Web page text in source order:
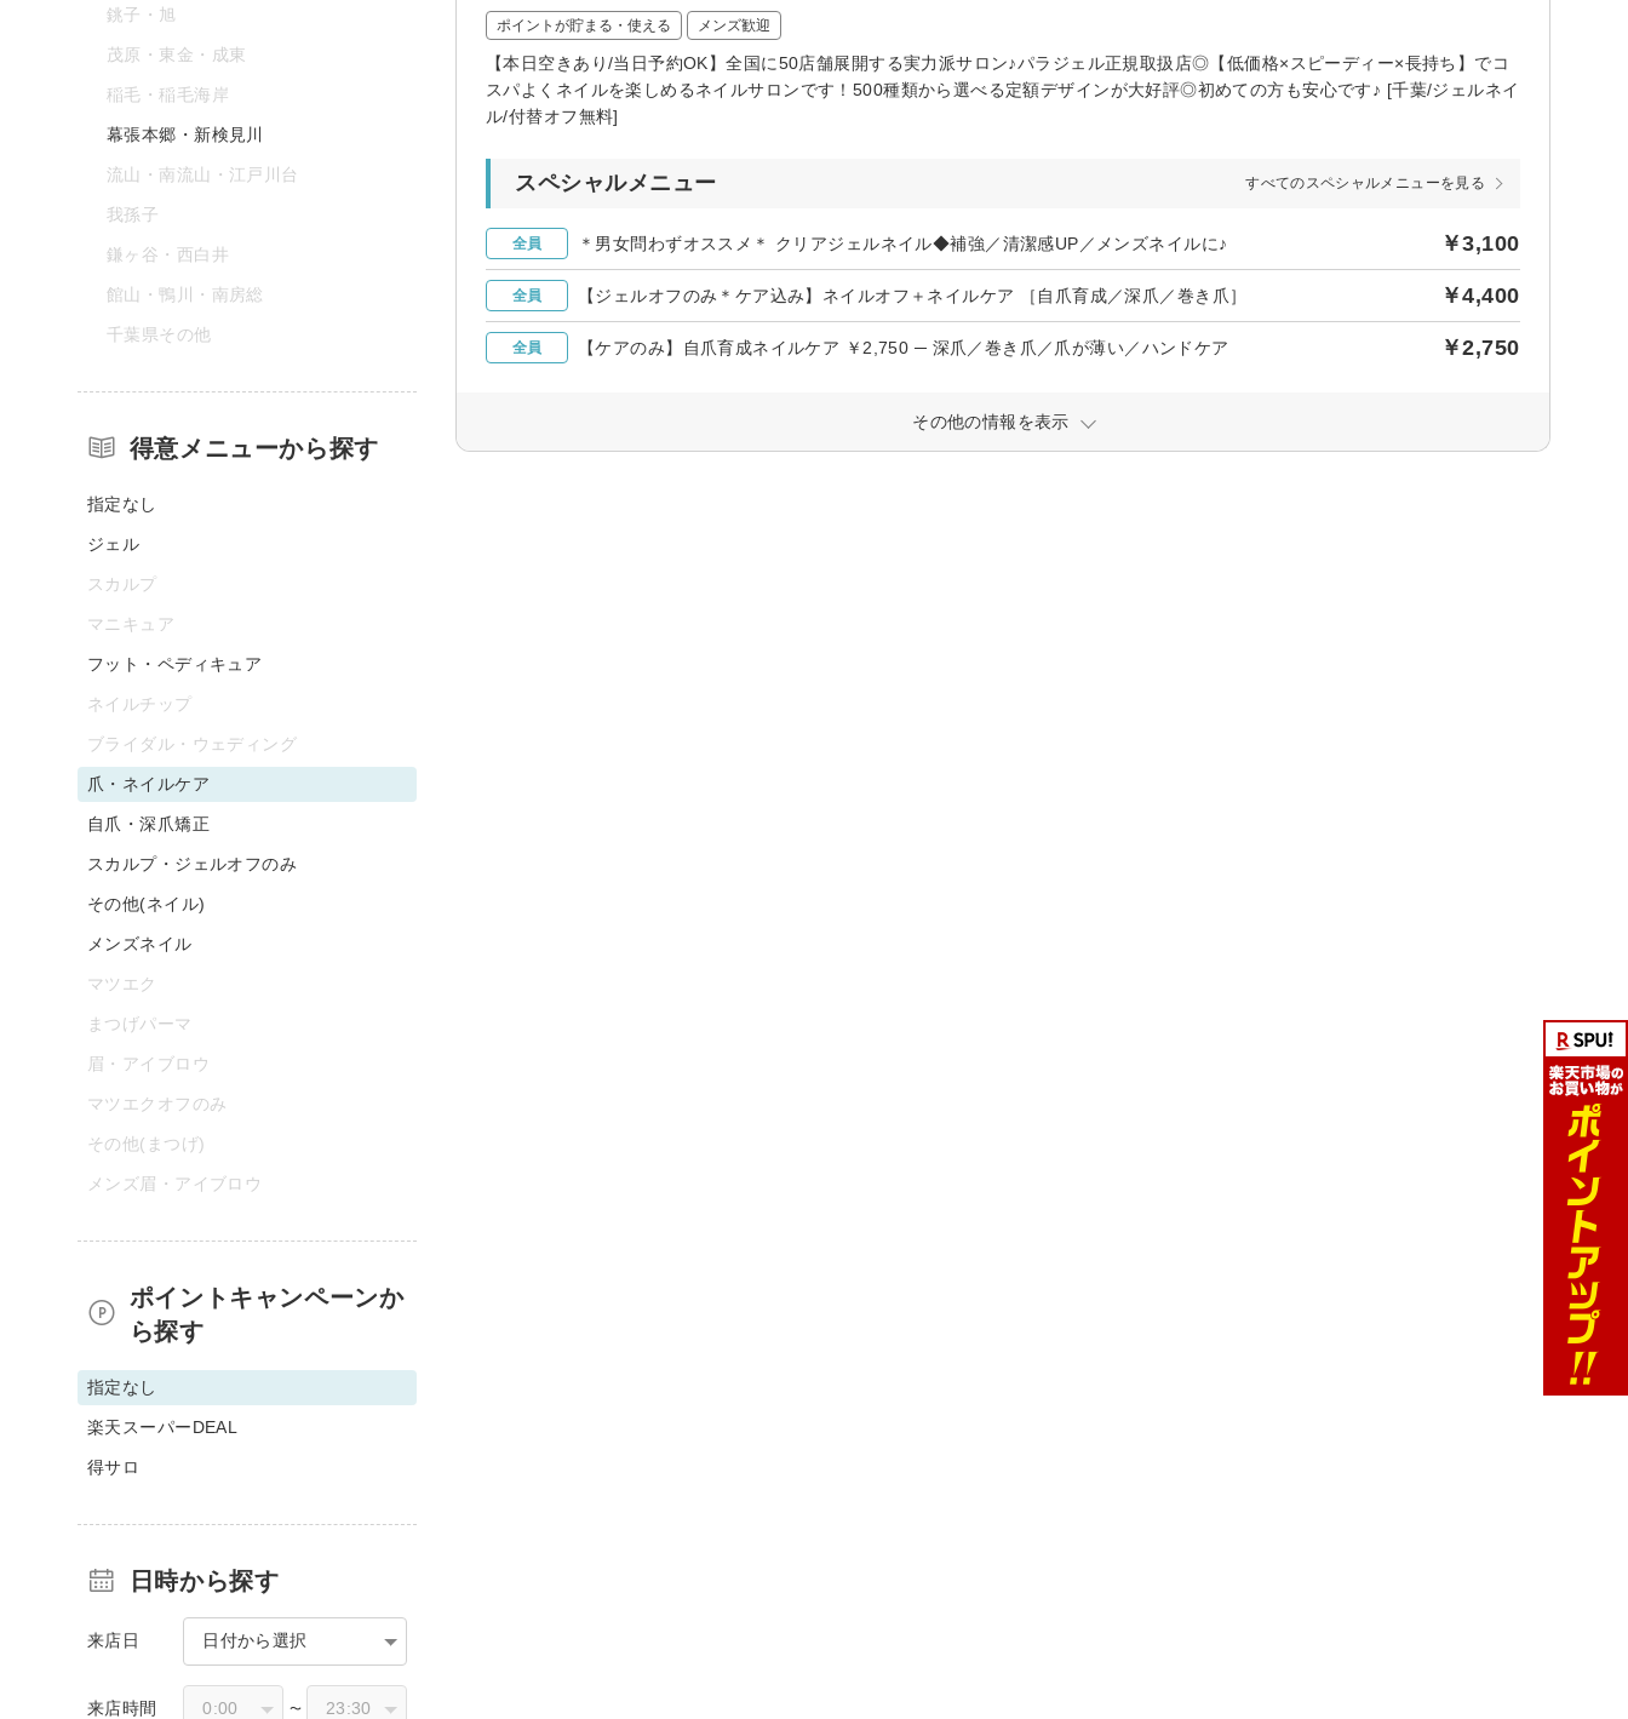
ポイントが貯まる・使える メンズ歓迎
【本日空きあり/当日予約OK】全国に50店舗展開する実力派サロン♪パラジェル正規取扱店◎【低価格×スピーディー×長持ち】でコ
スパよくネイルを楽しめるネイルサロンです！500種類から選べる定額デザインが大好評◎初めての方も安心です♪ [千葉/ジェルネイ
ル/付替オフ無料]
スペシャルメニュー すべてのスペシャルメニューを見る
全員 ＊男女問わずオススメ＊ クリアジェルネイル◆補強／清潔感UP／メンズネイルに♪ ￥3,100
全員 【ジェルオフのみ＊ケア込み】ネイルオフ＋ネイルケア ［自爪育成／深爪／巻き爪］ ￥4,400
全員 【ケアのみ】自爪育成ネイルケア ￥2,750 ─ 深爪／巻き爪／爪が薄い／ハンドケア ￥2,750
その他の情報を表示
銚子・旭
茂原・東金・成東
稲毛・稲毛海岸
幕張本郷・新検見川
流山・南流山・江戸川台
我孫子
鎌ヶ谷・西白井
館山・鴨川・南房総
千葉県その他
得意メニューから探す
指定なし
ジェル
スカルプ
マニキュア
フット・ペディキュア
ネイルチップ
ブライダル・ウェディング
爪・ネイルケア
自爪・深爪矯正
スカルプ・ジェルオフのみ
その他(ネイル)
メンズネイル
マツエク
まつげパーマ
眉・アイブロウ
マツエクオフのみ
その他(まつげ)
メンズ眉・アイブロウ
ポイントキャンペーンか
ら探す
指定なし
楽天スーパーDEAL
得サロ
日時から探す
来店日 日付から選択
来店時間 〜